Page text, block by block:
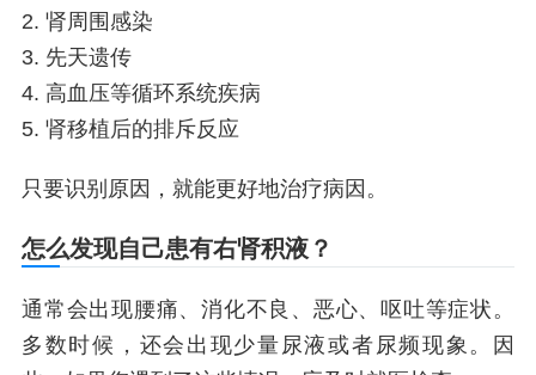
2. 肾周围感染
3. 先天遗传
4. 高血压等循环系统疾病
5. 肾移植后的排斥反应
只要识别原因，就能更好地治疗病因。
怎么发现自己患有右肾积液？
通常会出现腰痛、消化不良、恶心、呕吐等症状。
多数时候，还会出现少量尿液或者尿频现象。因